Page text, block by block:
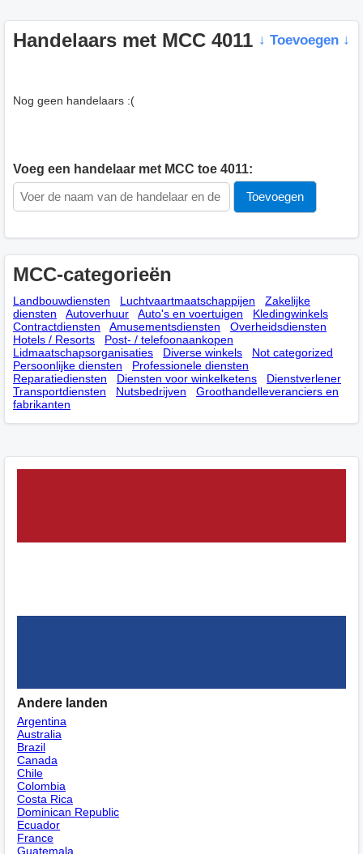
Handelaars met MCC 4011 ↓ Toevoegen ↓
Nog geen handelaars :(
Voeg een handelaar met MCC toe 4011:
MCC-categorieën
Landbouwdiensten Luchtvaartmaatschappijen
Zakelijke
diensten
Autoverhuur Auto's en voertuigen
Kledingwinkels
Contractdiensten
Amusementsdiensten
Overheidsdiensten
Hotels / Resorts
Post- / telefoonaankopen
Lidmaatschapsorganisaties
Diverse winkels
Not categorized
Persoonlijke diensten
Professionele diensten
Reparatiediensten
Diensten voor winkelketens
Dienstverlener
Transportdiensten
Nutsbedrijven
Groothandelleveranciers en
fabrikanten
Andere landen
Argentina
Australia
Brazil
Canada
Chile
Colombia
Costa Rica
Dominican Republic
Ecuador
France
Guatemala